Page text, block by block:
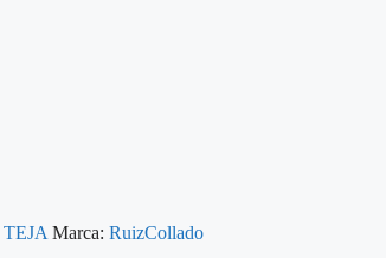
TEJA Marca: RuizCollado